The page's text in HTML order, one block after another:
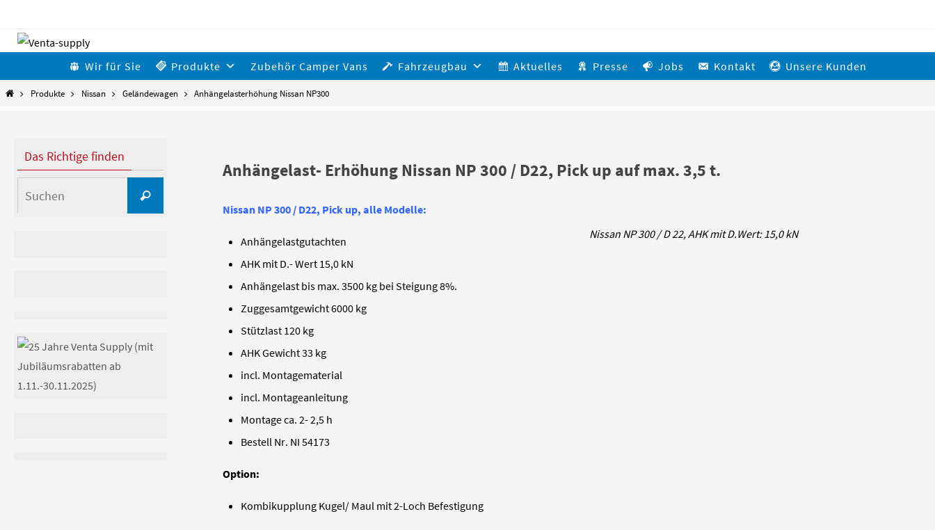
Zum
springen
Inhalt
springen
Wir für Sie Produkte Zubehör Camper Vans Fahrzeugbau Aktuelles Presse Jobs Kontakt Unsere Kunden
StartProdukte Nissan Geländewagen Anhängelasterhöhung Nissan NP300
Anhängelast- Erhöhung Nissan NP 300 / D22, Pick up auf max. 3,5 t.
Nissan NP 300 / D22, Pick up, alle Modelle:
Anhängelastgutachten
AHK mit D.- Wert 15,0 kN
Anhängelast bis max. 3500 kg bei Steigung 8%.
Zuggesamtgewicht 6000 kg
Stützlast 120 kg
AHK Gewicht 33 kg
incl. Montagematerial
incl. Montageanleitung
Montage ca. 2- 2,5 h
Bestell Nr. NI 54173
Option:
Kombikupplung Kugel/ Maul mit 2-Loch Befestigung
Nissan NP 300 / D 22, AHK mit D.Wert: 15,0 kN
Das Richtige finden
Suchen